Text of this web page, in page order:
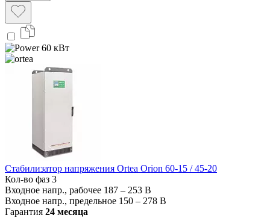
60 кВт
Стабилизатор напряжения Ortea Orion 60-15 / 45-20
Кол-во фаз 3
Входное напр., рабочее 187 – 253 В
Входное напр., предельное 150 – 278 В
Гарантия 24 месяца